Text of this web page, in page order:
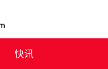
快讯